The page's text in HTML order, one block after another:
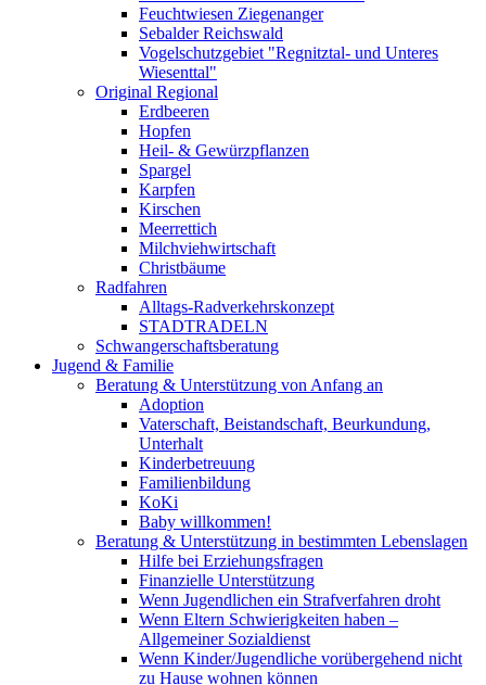
Feuchtwiesen Ziegenanger
Sebalder Reichswald
Vogelschutzgebiet "Regnitztal- und Unteres
Wiesenttal"
Original Regional
Erdbeeren
Hopfen
Heil- & Gewürzpflanzen
Spargel
Karpfen
Kirschen
Meerrettich
Milchviehwirtschaft
Christbäume
Radfahren
Alltags-Radverkehrskonzept
STADTRADELN
Schwangerschaftsberatung
Jugend & Familie
Beratung & Unterstützung von Anfang an
Adoption
Vaterschaft, Beistandschaft, Beurkundung,
Unterhalt
Kinderbetreuung
Familienbildung
KoKi
Baby willkommen!
Beratung & Unterstützung in bestimmten Lebenslagen
Hilfe bei Erziehungsfragen
Finanzielle Unterstützung
Wenn Jugendlichen ein Strafverfahren droht
Wenn Eltern Schwierigkeiten haben –
Allgemeiner Sozialdienst
Wenn Kinder/Jugendliche vorübergehend nicht
zu Hause wohnen können